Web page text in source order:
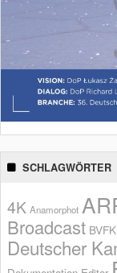
SCHLAGWÖRTER
4K Anamorphot
Broadcast BVFK
Deutscher